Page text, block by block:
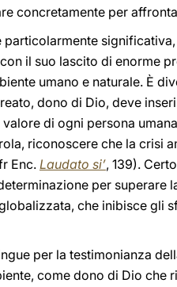
concretamente per
il suo lascito di enorme
umano e naturale. È
dono di Dio, deve
di ogni persona
riconoscere che la crisi
Enc. Laudato si’, 139).
per superare
che inibisce gli
per la testimonianza
come dono di Dio che